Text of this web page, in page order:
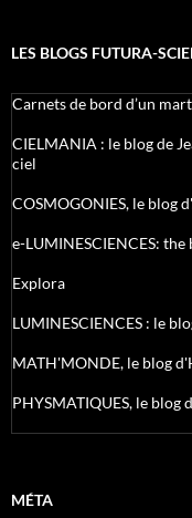
LES BLOGS FUTURA-
Carnets de bord d’un
CIELMANIA : le blog de
ciel
COSMOGONIES, le blog
e-LUMINESCIENCES:
Explora
LUMINESCIENCES : le
MATH'MONDE, le blog
PHYSMATIQUES, le blog
MÉTA